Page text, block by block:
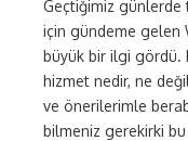
Geçtiğimiz
için gündeme gelen
büyük bir ilgi gördü.
hizmet nedir, ne
ve önerilerimle
bilmeniz gerekirki